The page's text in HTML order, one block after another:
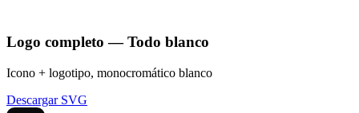
Logo completo — Todo blanco
Icono + logotipo, monocromático blanco
Descargar SVG